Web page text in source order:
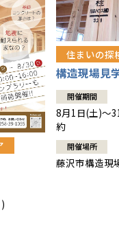
住まいの探
構造現場見
開催期間
8月1日(土)
約
開催場所
藤沢市構造現